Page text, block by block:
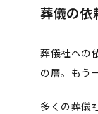
葬儀の依
葬儀社への
の層。もう
多くの葬儀